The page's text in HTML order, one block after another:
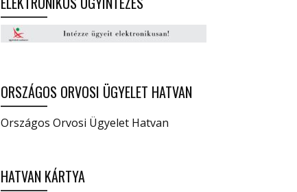
ORSZÁGOS ORVOSI ÜGYELET HATVAN
Országos Orvosi Ügyelet Hatvan
HATVAN KÁRTYA